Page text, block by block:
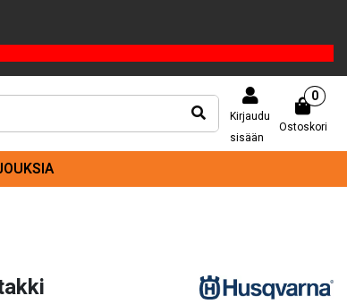
Kirjaudu
sisään
Ostoskori
0